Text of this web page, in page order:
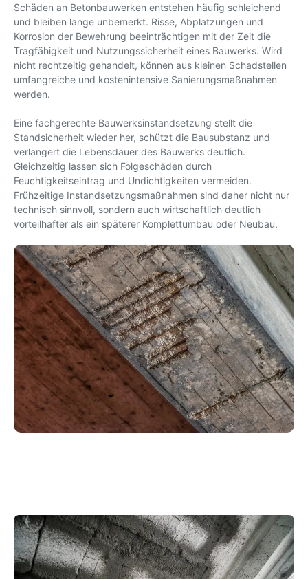
Schäden an Betonbauwerken entstehen häufig schleichend
und bleiben lange unbemerkt. Risse, Abplatzungen und
Korrosion der Bewehrung beeinträchtigen mit der Zeit die
Tragfähigkeit und Nutzungssicherheit eines Bauwerks. Wird
nicht rechtzeitig gehandelt, können aus kleinen Schadstellen
umfangreiche und kostenintensive Sanierungsmaßnahmen
werden.
Eine fachgerechte Bauwerksinstandsetzung stellt die
Standsicherheit wieder her, schützt die Bausubstanz und
verlängert die Lebensdauer des Bauwerks deutlich.
Gleichzeitig lassen sich Folgeschäden durch
Feuchtigkeitseintrag und Undichtigkeiten vermeiden.
Frühzeitige Instandsetzungsmaßnahmen sind daher nicht nur
technisch sinnvoll, sondern auch wirtschaftlich deutlich
vorteilhafter als ein späterer Komplettumbau oder Neubau.